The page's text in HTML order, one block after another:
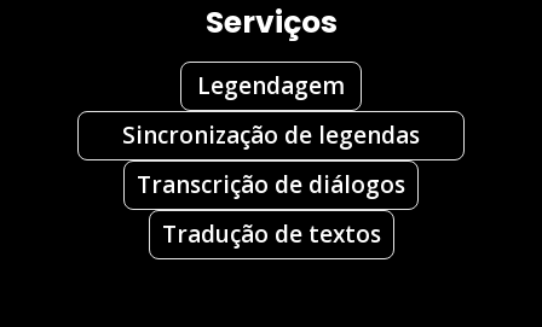
Serviços
Legendagem
Sincronização de legendas
Transcrição de diálogos
Tradução de textos